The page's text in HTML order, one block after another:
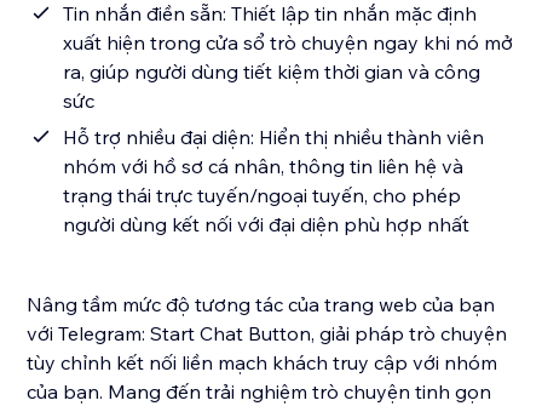
Tin nhắn điền sẵn: Thiết lập tin nhắn mặc định
xuất hiện trong cửa sổ trò chuyện ngay khi nó mở
ra, giúp người dùng tiết kiệm thời gian và công
sức
Hỗ trợ nhiều đại diện: Hiển thị nhiều thành viên
nhóm với hồ sơ cá nhân, thông tin liên hệ và
trạng thái trực tuyến/ngoại tuyến, cho phép
người dùng kết nối với đại diện phù hợp nhất
Nâng tầm mức độ tương tác của trang web của bạn
với Telegram: Start Chat Button, giải pháp trò chuyện
tùy chỉnh kết nối liền mạch khách truy cập với nhóm
của bạn. Mang đến trải nghiệm trò chuyện tinh gọn